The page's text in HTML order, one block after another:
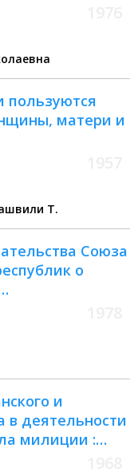
пользуются
матери и
Т.
Союза
о
практике
и
в деятельности
милиции :